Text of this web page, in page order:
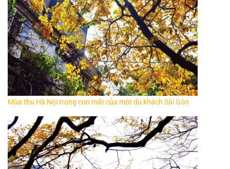
Mùa thu Hà Nội trong con mắt của một du khách Sài Gòn